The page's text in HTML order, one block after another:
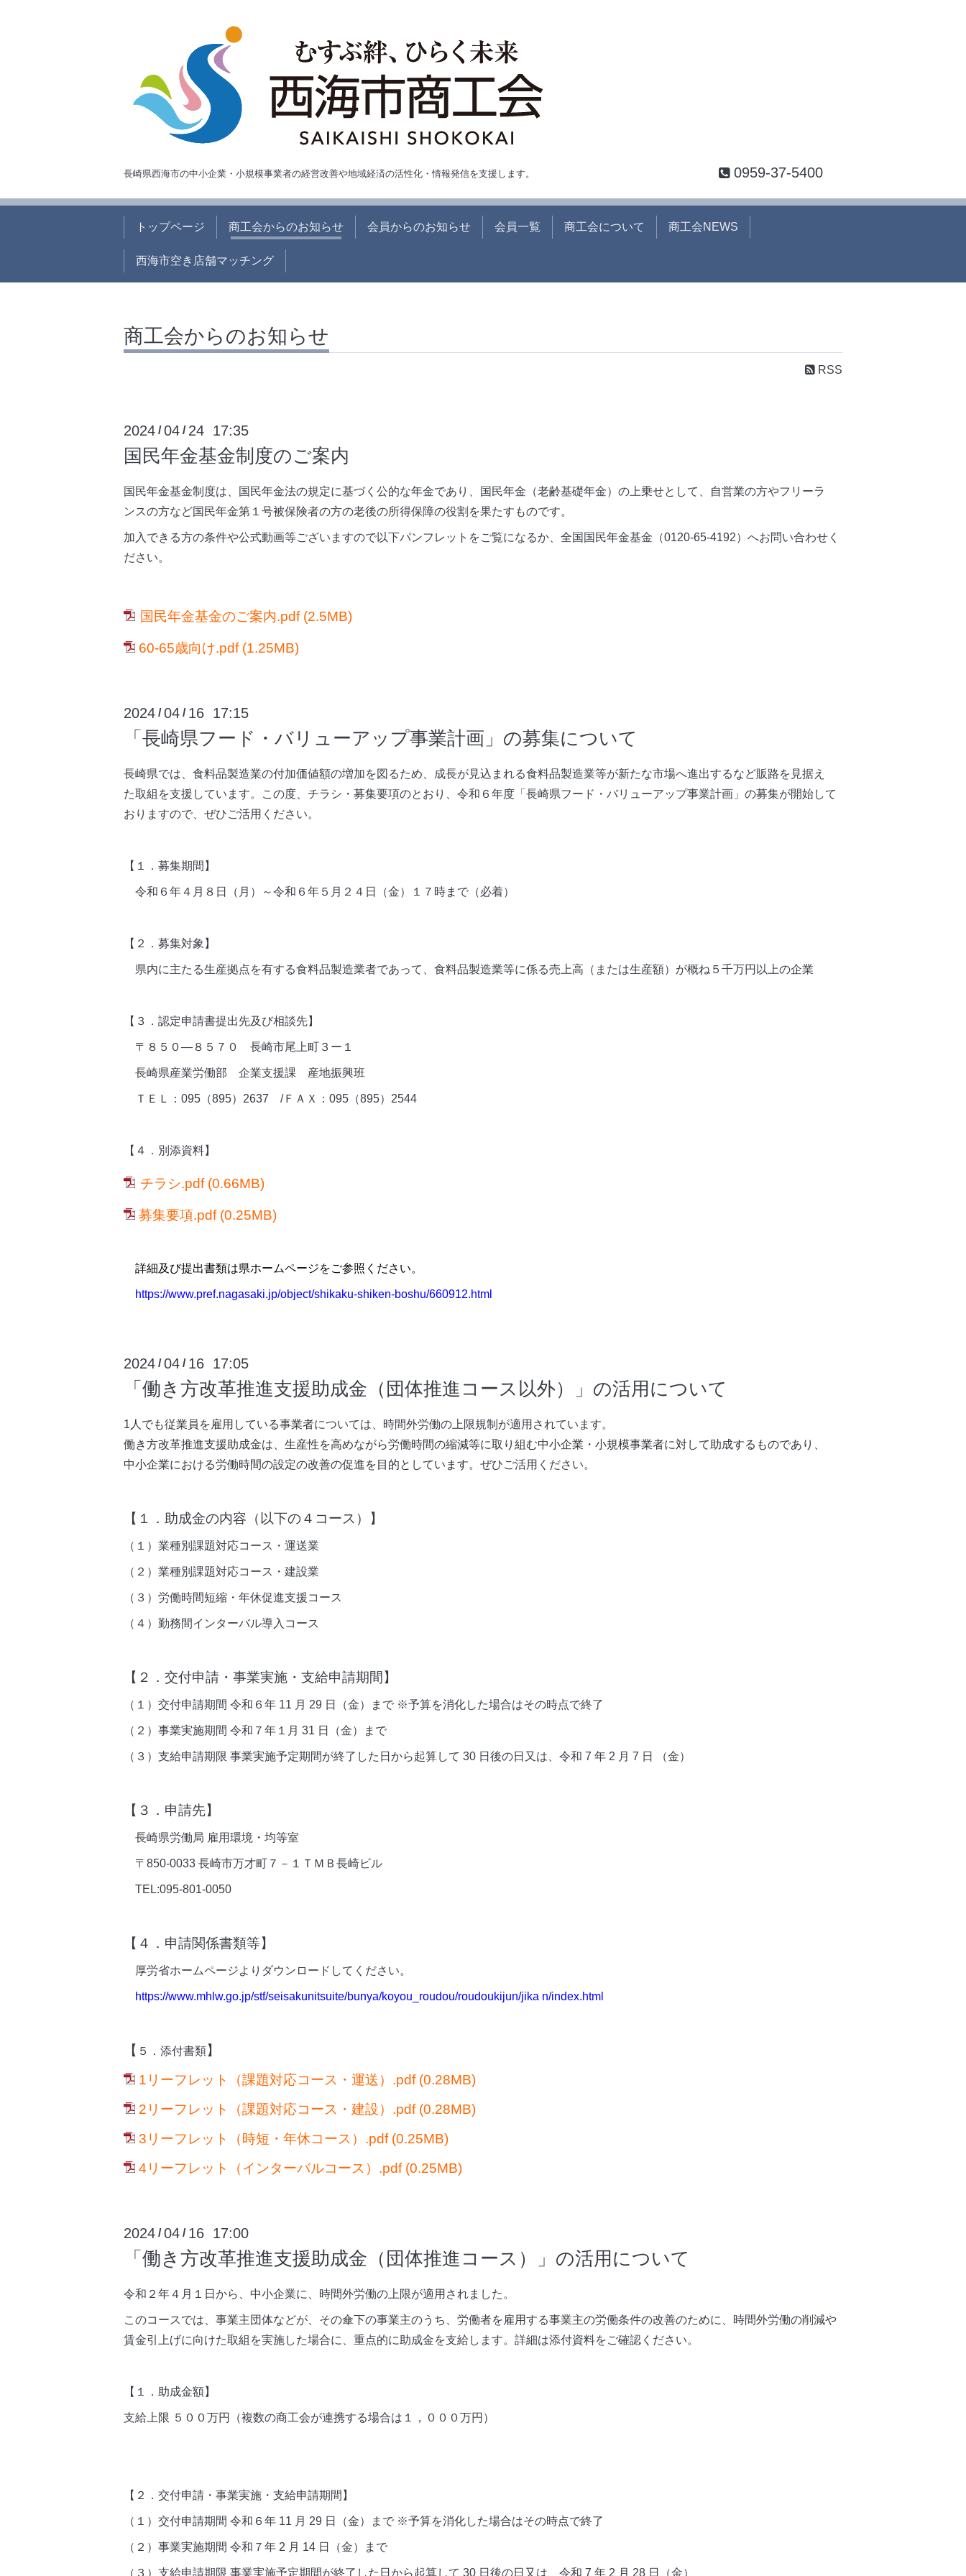
長崎県西海市の中小企業・小規模事業者の経営改善や地域経済の活性化・情報発信を支援します。 0959-37-5400
トップページ 商工会からのお知らせ 会員からのお知らせ 会員一覧 商工会について 商工会NEWS
西海市空き店舗マッチング
商工会からのお知らせ
RSS
2024 /04 / 24 17:35
国民年金基金制度のご案内
国民年金基金制度は、国民年金法の規定に基づく公的な年金であり、国民年金（老齢基礎年金）の上乗せとして、自営業の方やフリーラ
ンスの方など国民年金第１号被保険者の方の老後の所得保障の役割を果たすものです。
加入できる方の条件や公式動画等ございますので以下パンフレットをご覧になるか、全国国民年金基金（0120-65-4192）へお問い合わせく
ださい。
国民年金基金のご案内.pdf(2.5MB)
60-65歳向け.pdf(1.25MB)
2024 /04 / 16 17:15
「長崎県フード・バリューアップ事業計画」の募集について
長崎県では、食料品製造業の付加価値額の増加を図るため、成長が見込まれる食料品製造業等が新たな市場へ進出するなど販路を見据え
た取組を支援しています。
この度、チラシ・募集要項のとおり、令和６年度「長崎県フード・バリューアップ事業計画」の募集が開始して
おりますので、ぜひご活用ください。
【１．募集期間】
令和６年４月８日（月）～令和６年５月２４日（金）１７時まで（必着）
【２．募集対象】
県内に主たる生産拠点を有する食料品製造業者であって、食料品製造業等に係る売上高（または生産額）が概ね５千万円以上の企業
【３．認定申請書提出先及び相談先】
〒８５０—８５７０ 長崎市尾上町３ー１
長崎県産業労働部 企業支援課 産地振興班
ＴＥＬ：095（895）2637 /ＦＡＸ：095（895）2544
【４．別添資料】
チラシ.pdf(0.66MB)
募集要項.pdf(0.25MB)
詳細及び提出書類は県ホームページをご参照ください。
https://www.pref.nagasaki.jp/object/shikaku-shiken-boshu/660912.html
2024 /04 / 16 17:05
「働き方改革推進支援助成金（団体推進コース以外）」の活用について
1人でも従業員を雇用している事業者については、時間外労働の上限規制が適用されています。
働き方改革推進支援助成金は、 生産性を高めながら労働時間の縮減等に取り組む中小企業・小規模事業者に対して助成するものであり、
中小企業における労働時間の設定の改善の促進を目的としています。 ぜひご活用ください。
【１．助成金の内容（以下の４コース）】
（１）業種別課題対応コース・運送業
（２）業種別課題対応コース・建設業
（３）労働時間短縮・年休促進支援コース
（４）勤務間インターバル導入コース
【２．交付申請・事業実施・支給申請期間】
（１）交付申請期間 令和６年 11 月 29 日（金）まで ※予算を消化した場合はその時点で終了
（２）事業実施期間 令和７年１月 31 日（金）まで
（３）支給申請期限 事業実施予定期間が終了した日から起算して 30 日後の日又は、令和 7 年 2 月 7 日 （金）
【３．申請先】
長崎県労働局 雇用環境・均等室
〒850-0033 長崎市万才町７－１ＴＭＢ長崎ビル
TEL:095-801-0050
【４．申請関係書類等】
厚労省ホームページよりダウンロードしてください。
https://www.mhlw.go.jp/stf/seisakunitsuite/bunya/koyou_roudou/roudoukijun/jika n/index.html
【 ５．添付書類】
1リーフレット（課題対応コース・運送）.pdf(0.28MB)
2リーフレット（課題対応コース・建設）.pdf(0.28MB)
3リーフレット（時短・年休コース）.pdf(0.25MB)
4リーフレット（インターバルコース）.pdf(0.25MB)
2024 /04 / 16 17:00
「働き方改革推進支援助成金（団体推進コース）」の活用について
令和２年４月１日から、中小企業に、時間外労働の上限が適用されました。
このコースでは、事業主団体などが、その傘下の事業主のうち、労働者を雇用する事業主の労働条件の改善のために、時間外労働の削減や
賃金引上げに向けた取組を実施した場合に、重点的に助成金を支給します。 詳細は添付資料をご確認ください。
【１ ．助成金額】
支給上限 ５００万円（複数の商工会が連携する場合は１，０００万円）
【２．交付申請・事業実施・支給申請期間】
（１）交付申請期間 令和６年 11 月 29 日（金）まで ※予算を消化した場合はその時点で終了
（２）事業実施期間 令和７年 2 月 14 日（金）まで
（３）支給申請期限 事業実施予定期間が終了した日から起算して 30 日後の日又は、令和 7 年 2 月 28 日（金）